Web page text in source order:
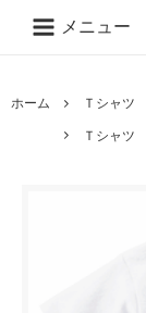
メニュー
ホーム
Ｔシャツ
Ｔシャツ